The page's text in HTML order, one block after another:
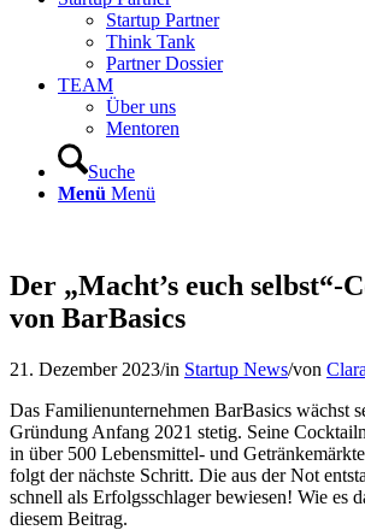
Startup Partner
Think Tank
Partner Dossier
TEAM
Über uns
Mentoren
Suche
Menü Menü
Der „Macht’s euch selbst“-
von BarBasics
21. Dezember 2023/in Startup News/von
Das Familienunternehmen BarBasics wächst
Gründung Anfang 2021 stetig. Seine
in über 500 Lebensmittel- und
folgt der nächste Schritt. Die aus der Not
schnell als Erfolgsschlager bewiesen! Wie es
diesem Beitrag.